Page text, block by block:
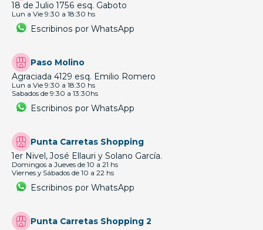
18 de Julio 1756 esq. Gaboto
Lun a Vie 9:30 a 18:30 hs
Escribinos por WhatsApp
Paso Molino
Agraciada 4129 esq. Emilio Romero
Lun a Vie 9:30 a 18:30 hs
Sabados de 9:30 a 13:30hs
Escribinos por WhatsApp
Punta Carretas Shopping
1er Nivel, José Ellauri y Solano García.
Domingos a Jueves de 10 a 21 hs
Viernes y Sábados de 10 a 22 hs
Escribinos por WhatsApp
Punta Carretas Shopping 2